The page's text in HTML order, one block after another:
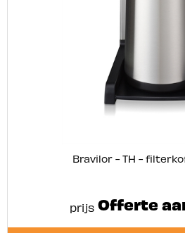
Bravilor - TH -
prijsOfferte